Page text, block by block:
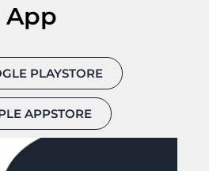
App
PLAYSTORE
APPSTORE